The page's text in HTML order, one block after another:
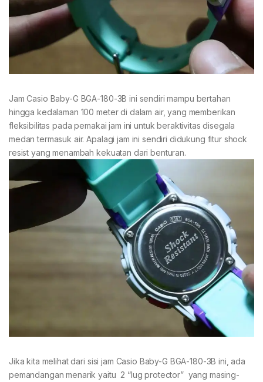
Jam Casio Baby-G BGA-180-3B ini sendiri mampu bertahan
hingga kedalaman 100 meter di dalam air, yang memberikan
fleksibilitas pada pemakai jam ini untuk beraktivitas disegala
medan termasuk air. Apalagi jam ini sendiri didukung fitur shock
resist yang menambah kekuatan dari benturan.
Jika kita melihat dari sisi jam Casio Baby-G BGA-180-3B ini, ada
pemandangan menarik yaitu 2 “lug protector” yang masing-